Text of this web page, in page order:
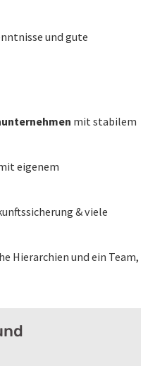
und gute
mit stabilem
eigenem
& viele
Hierarchien und ein Team,